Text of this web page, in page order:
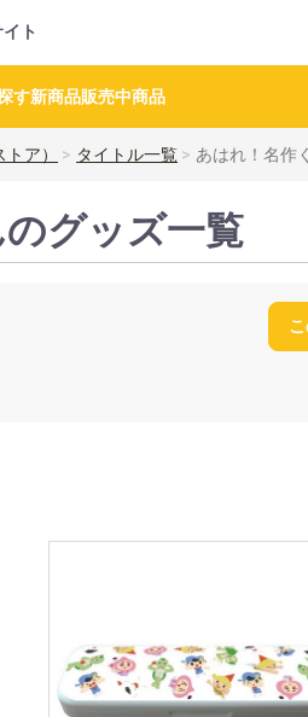
ト
す新商品販売中商品
ア） タイトル一覧 あはれ！名作
グッズ一覧